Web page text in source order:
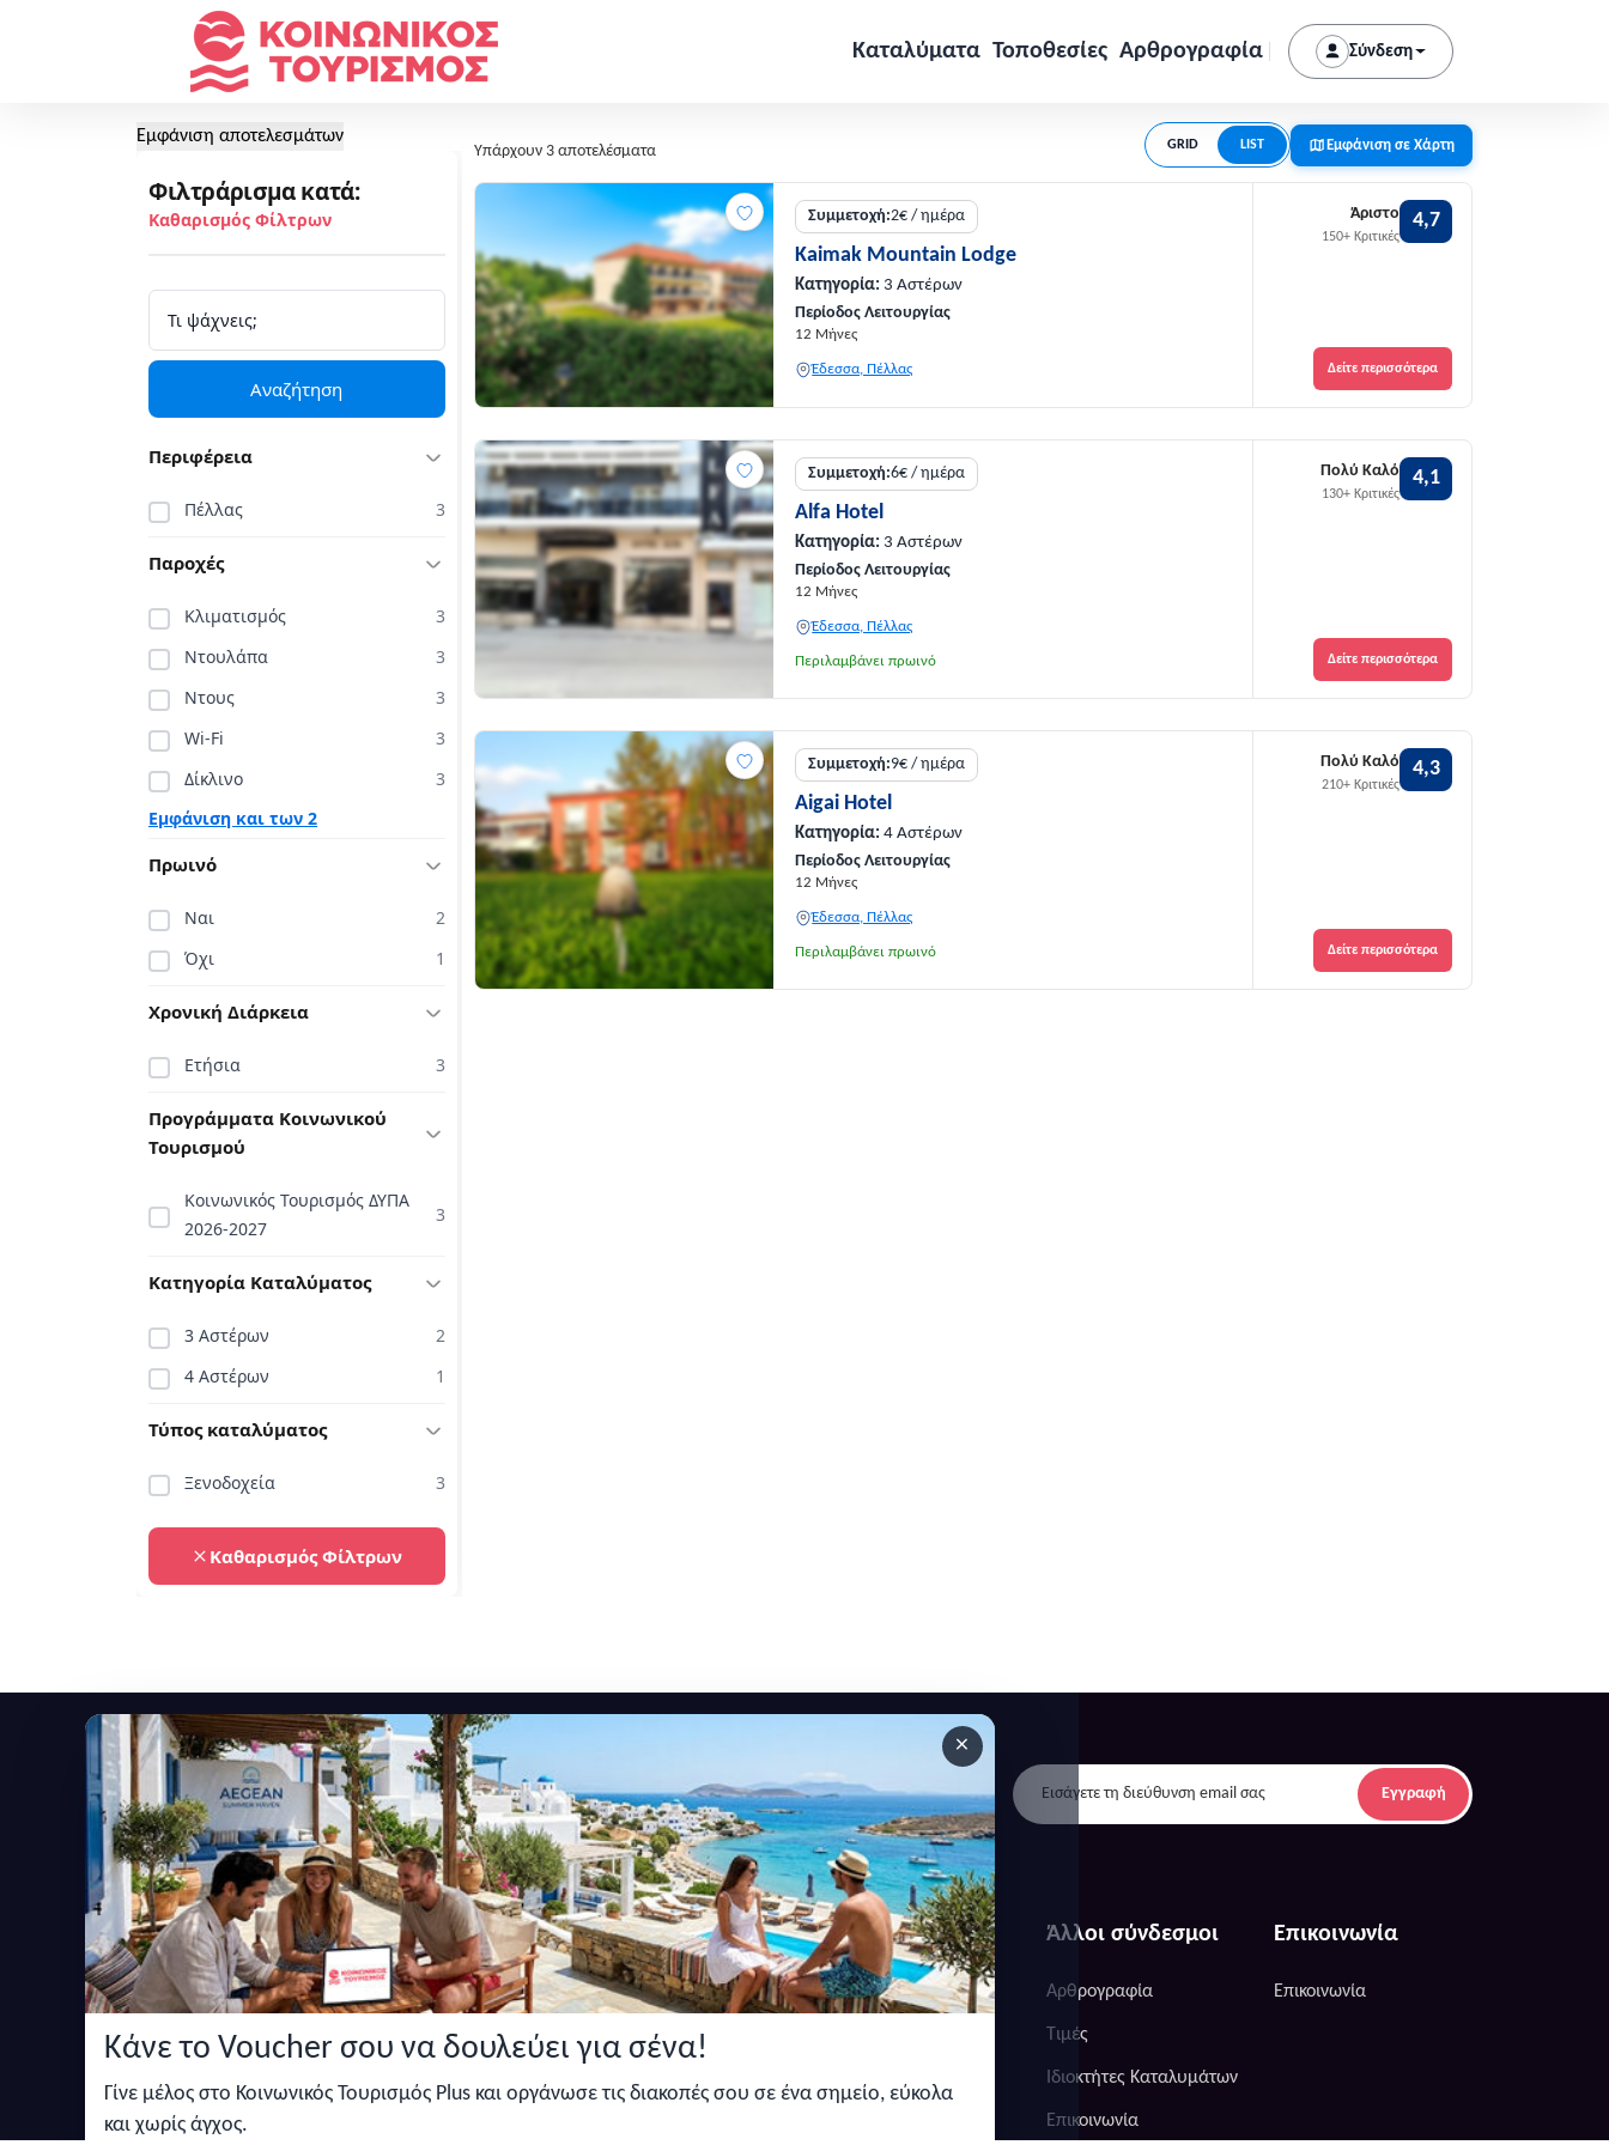
Καταλύματα Τοποθεσίες Αρθρογραφία Σύνδεση
Εμφάνιση αποτελεσμάτων
Φιλτράρισμα κατά:
Καθαρισμός Φίλτρων
Αναζήτηση
Περιφέρεια
Πέλλας 3
Παροχές
Κλιματισμός
3
Ντουλάπα
3
Ντους
3
Wi-Fi
3
Δίκλινο
3
Εμφάνιση και των 2
Πρωινό
Ναι
2
Όχι
1
Χρονική Διάρκεια
Ετήσια 3
Προγράμματα Κοινωνικού
Τουρισμού
Κοινωνικός Τουρισμός ΔΥΠΑ
2026-2027
3
Κατηγορία Καταλύματος
3 Αστέρων
2
4 Αστέρων
1
Τύπος καταλύματος
Ξενοδοχεία 3
Καθαρισμός Φίλτρων
Υπάρχουν 3 αποτελέσματα GRID LIST Εμφάνιση σε Χάρτη
Συμμετοχή:2€ / ημέρα
Kaimak Mountain Lodge
Κατηγορία: 3 Αστέρων
Περίοδος Λειτουργίας
12 Μήνες
Έδεσσα, Πέλλας
Άριστο
150+ Κριτικές
4,7
Δείτε περισσότερα
Συμμετοχή:6€ / ημέρα
Alfa Hotel
Κατηγορία: 3 Αστέρων
Περίοδος Λειτουργίας
12 Μήνες
Έδεσσα, Πέλλας
Περιλαμβάνει πρωινό
Πολύ Καλό
130+ Κριτικές
4,1
Δείτε περισσότερα
Συμμετοχή:9€ / ημέρα
Aigai Hotel
Κατηγορία: 4 Αστέρων
Περίοδος Λειτουργίας
12 Μήνες
Έδεσσα, Πέλλας
Περιλαμβάνει πρωινό
Πολύ Καλό
210+ Κριτικές
4,3
Δείτε περισσότερα
×
Κάνε το Voucher σου να δουλεύει για σένα!
Γίνε μέλος στο Κοινωνικός Τουρισμός Plus και οργάνωσε τις διακοπές σου σε ένα σημείο, εύκολα
και χωρίς άγχος.
Εγγραφείτε στο newsletter μας
Μείνετε ενημερωμένοι με τις τελευταίες ειδήσεις, ανακοινώσεις και άρθρα.
Εγγραφή
Κάντε αναζήτηση για προσφορές σε ξενοδοχεία,
Γρήγοροι
σύνδεσμοι
Κατηγορίες
Καταλύματα
Άλλοι σύνδεσμοι
Αρθρογραφία
Τιμές
Ιδιοκτήτες Καταλυμάτων
Επικοινωνία
Επικοινωνία
Επικοινωνία